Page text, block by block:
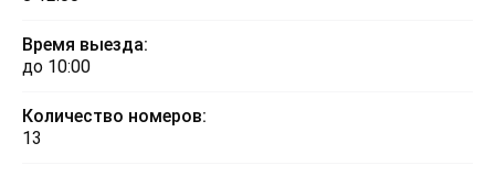
Время выезда:
до 10:00
Количество номеров:
13